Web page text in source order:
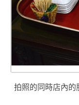
拍照的同時店內的